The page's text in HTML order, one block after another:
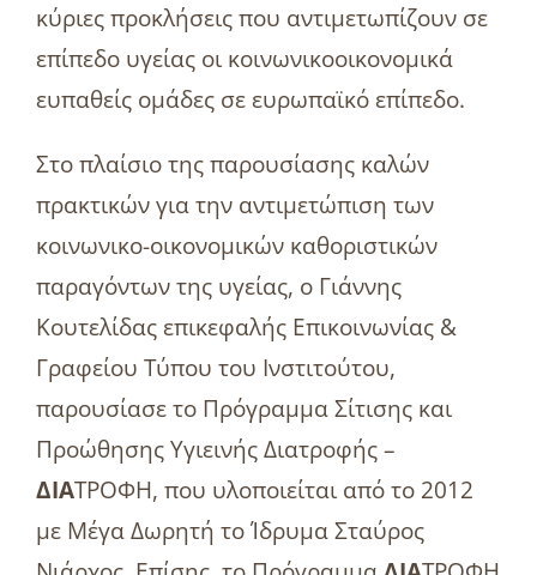
κύριες προκλήσεις που αντιμετωπίζουν σε
επίπεδο υγείας οι κοινωνικοοικονομικά
ευπαθείς ομάδες σε ευρωπαϊκό επίπεδο.
Στο πλαίσιο της παρουσίασης καλών
πρακτικών για την αντιμετώπιση των
κοινωνικο-οικονομικών καθοριστικών
παραγόντων της υγείας, o Γιάννης
Κουτελίδας επικεφαλής Επικοινωνίας &
Γραφείου Τύπου του Ινστιτούτου,
παρουσίασε το Πρόγραμμα Σίτισης και
Προώθησης Υγιεινής Διατροφής –
ΔΙΑΤΡΟΦΗ, που υλοποιείται από το 2012
με Μέγα Δωρητή το Ίδρυμα Σταύρος